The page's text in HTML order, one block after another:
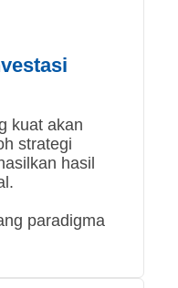
kuat akan
strategi
hasil
paradigma